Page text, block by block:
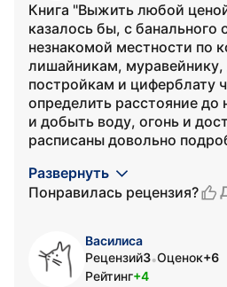
Книга "Выжить любой
казалось бы, с банального
незнакомой местности по
лишайникам, муравейнику,
постройкам и циферблату
определить расстояние до
и добыть воду, огонь и
расписаны довольно
Развернуть
Понравилась рецензия?
Василиса
Рецензий3•Оценок+6
Рейтинг+4